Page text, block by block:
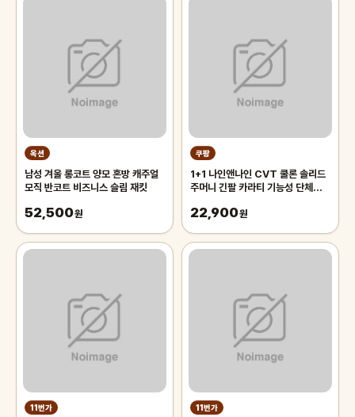
옥션
남성 겨울 롱코트 양모 혼방 캐주얼
모직 반코트 비즈니스 슬림 재킷
52,500원
쿠팡
1+1 나인앤나인 CVT 쿨론 솔리드
주머니 긴팔 카라티 기능성 단체복
22,900원
11번가 11번가